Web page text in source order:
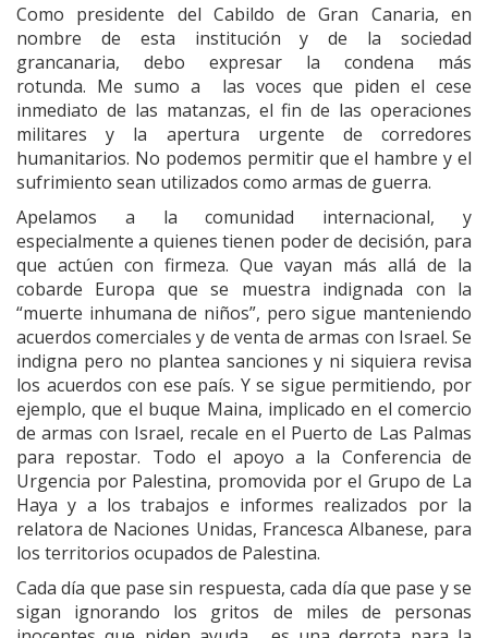
Como presidente del Cabildo de Gran Canaria, en
nombre de esta institución y de la sociedad
grancanaria, debo expresar la condena más
rotunda. Me sumo a las voces que piden el cese
inmediato de las matanzas, el fin de las operaciones
militares y la apertura urgente de corredores
humanitarios. No podemos permitir que el hambre y el
sufrimiento sean utilizados como armas de guerra.
Apelamos a la comunidad internacional, y
especialmente a quienes tienen poder de decisión, para
que actúen con firmeza. Que vayan más allá de la
cobarde Europa que se muestra indignada con la
“muerte inhumana de niños”, pero sigue manteniendo
acuerdos comerciales y de venta de armas con Israel. Se
indigna pero no plantea sanciones y ni siquiera revisa
los acuerdos con ese país. Y se sigue permitiendo, por
ejemplo, que el buque Maina, implicado en el comercio
de armas con Israel, recale en el Puerto de Las Palmas
para repostar. Todo el apoyo a la Conferencia de
Urgencia por Palestina, promovida por el Grupo de La
Haya y a los trabajos e informes realizados por la
relatora de Naciones Unidas, Francesca Albanese, para
los territorios ocupados de Palestina.
Cada día que pase sin respuesta, cada día que pase y se
sigan ignorando los gritos de miles de personas